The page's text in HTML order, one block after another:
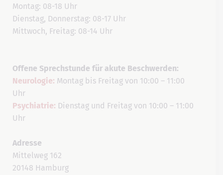
Montag: 08-18 Uhr
Dienstag, Donnerstag: 08-17 Uhr
Mittwoch, Freitag: 08-14 Uhr
Offene Sprechstunde für akute Beschwerden:
Neurologie: Montag bis Freitag von 10:00 – 11:00
Uhr
Psychiatrie: Dienstag und Freitag von 10:00 – 11:00
Uhr
Adresse
Mittelweg 162
20148 Hamburg